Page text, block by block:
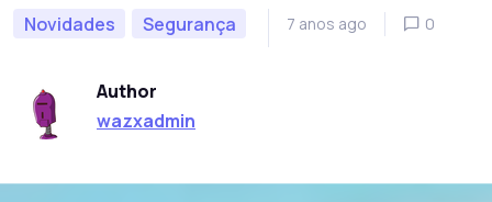
Novidades Segurança 7 anos ago 0
Author
wazxadmin